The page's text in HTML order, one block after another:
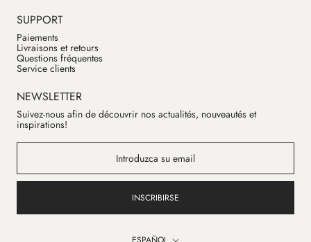
SUPPORT
Paiements
Livraisons et retours
Questions fréquentes
Service clients
NEWSLETTER
Suivez-nous afin de découvrir nos actualités, nouveautés et
inspirations!
INSCRIBIRSE
Idioma